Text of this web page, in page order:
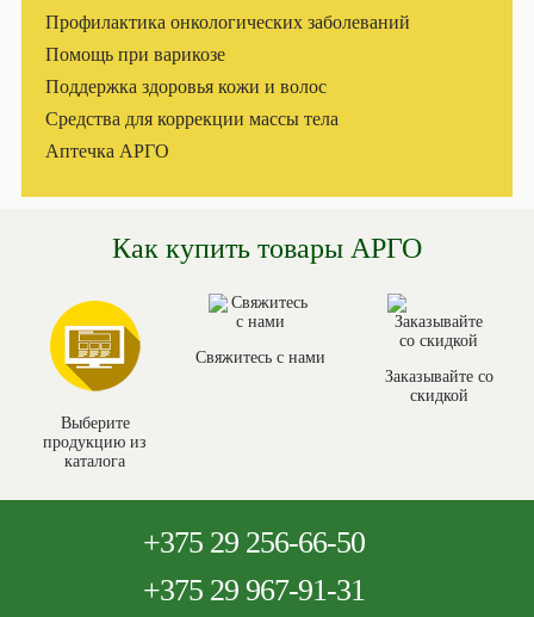
Профилактика онкологических заболеваний
Помощь при варикозе
Поддержка здоровья кожи и волос
Средства для коррекции массы тела
Аптечка АРГО
Как купить товары АРГО
Выберите
продукцию из
каталога
Свяжитесь с нами
Заказывайте со
скидкой
+375 29 256-66-50
+375 29 967-91-31